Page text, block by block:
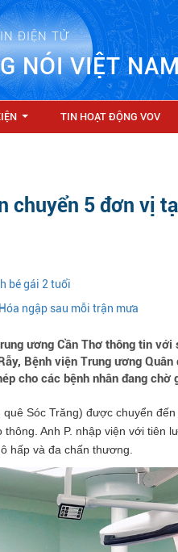
ĐIỆN TỬ
NÓI VIỆT
TIN HOẠT ĐỘNG VOV
chuyển 5 đơn vị
bé gái 2 tuổi
ngập sau mỗi trận mưa
ương Cần Thơ thông tin với
Bệnh viện Trung ương
cho các bệnh nhân đang chờ
Sóc Trăng) được chuyển
Anh P. nhập viện với tiên
hấp và đa chấn thương.